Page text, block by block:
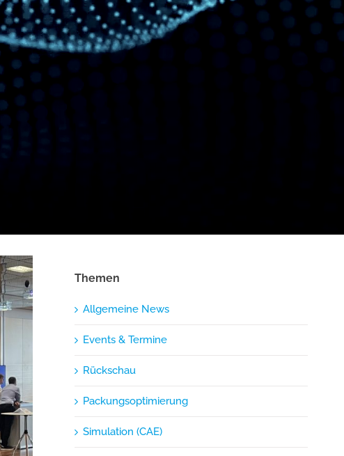
Themen
Allgemeine News
Events & Termine
Rückschau
Packungsoptimierung
Simulation (CAE)